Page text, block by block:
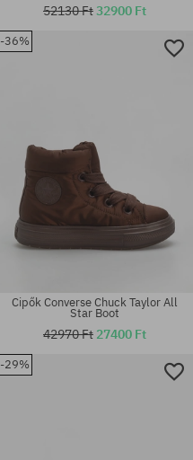
Elérhető méretek:
36; 37; 37.5; 38; 38.5; 39; 40;
Elérhető méretek:
52130 Ft32900 Ft
-36%
Cipők Converse Chuck Taylor All
Star Boot
42970 Ft 27400 Ft
-29%